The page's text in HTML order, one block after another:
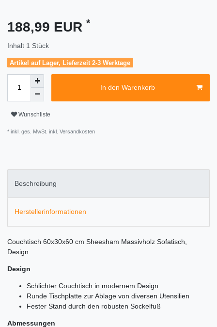
188,99 EUR *
Inhalt 1 Stück
Artikel auf Lager, Lieferzeit 2-3 Werktage
In den Warenkorb
Wunschliste
* inkl. ges. MwSt. inkl. Versandkosten
Beschreibung
Herstellerinformationen
Couchtisch 60x30x60 cm Sheesham Massivholz Sofatisch,
Design
Design
Schlichter Couchtisch in modernem Design
Runde Tischplatte zur Ablage von diversen Utensilien
Fester Stand durch den robusten Sockelfuß
Abmessungen